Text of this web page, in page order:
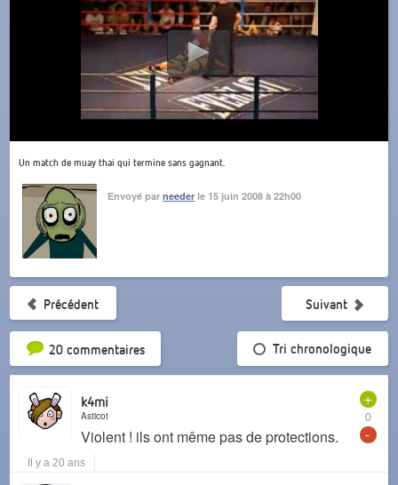
Un match de muay thai qui termine sans gagnant.
Envoyé parneeder le 15 juin 2008 à 22h00
Précédent
20 commentairesTri par popularité Tri chronologique
Suivant
+
0
-
k4mi
Asticot
Violent ! ils ont même pas de protections.
Il y a 20 ans